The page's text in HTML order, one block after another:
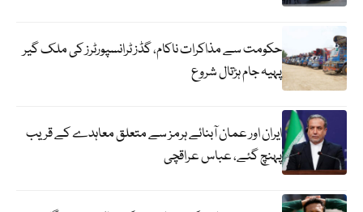
حکومت سے مذاکرات ناکام، گڈز ٹرانسپورٹرز کی ملک گیر
پہیہ جام ہڑتال شروع
ایران اور عمان آبنائے ہرمز سے متعلق معاہدے کے قریب
پہنچ گئے، عباس عراقچی